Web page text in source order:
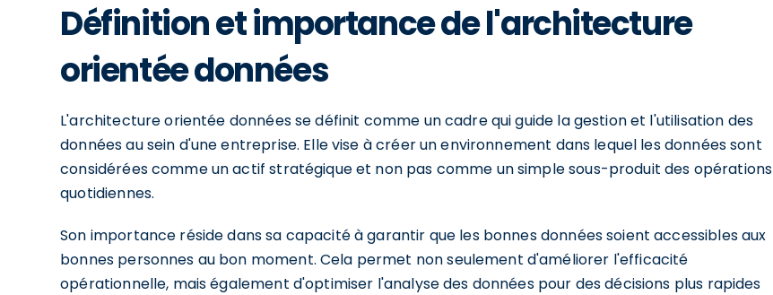
Définition et importance de l'architecture
orientée données
L'architecture orientée données se définit comme un cadre qui guide la gestion et l'utilisation des
données au sein d'une entreprise. Elle vise à créer un environnement dans lequel les données sont
considérées comme un actif stratégique et non pas comme un simple sous-produit des opérations
quotidiennes.
Son importance réside dans sa capacité à garantir que les bonnes données soient accessibles aux
bonnes personnes au bon moment. Cela permet non seulement d'améliorer l'efficacité
opérationnelle, mais également d'optimiser l'analyse des données pour des décisions plus rapides